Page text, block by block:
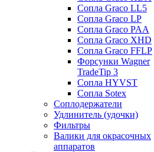
Сопла Graco LL5
Сопла Graco LP
Сопла Graco PAA
Сопла Graco XHD
Сопла Graco FFLP
Форсунки Wagner
TradeTip 3
Сопла HYVST
Сопла Sotex
Соплодержатели
Удлинитель (удочки)
Фильтры
Валики для окрасочных
аппаратов